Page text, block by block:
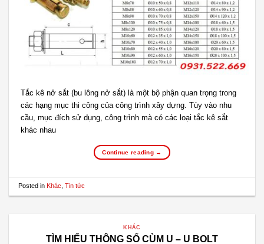
Tắc kê nở sắt (bu lông nở sắt) là một bộ phận quan trọng trong
các hạng mục thi công của công trình xây dựng. Tùy vào nhu
cầu, mục đích sử dụng, công trình mà có các loại tắc kê sắt
khác nhau
Continue reading →
Posted in Khác Tin tức
KHÁC
TÌM HIỂU THÔNG SỐ CÙM U – U BOLT